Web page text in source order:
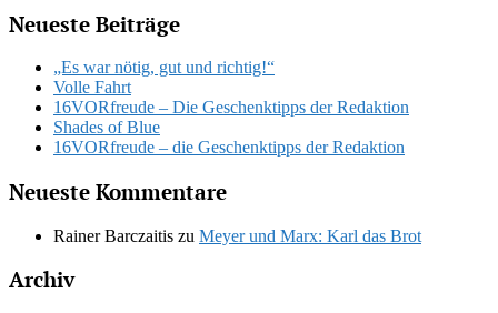
Neueste Beiträge
„Es war nötig, gut und richtig!“
Volle Fahrt
16VORfreude – Die Geschenktipps der Redaktion
Shades of Blue
16VORfreude – die Geschenktipps der Redaktion
Neueste Kommentare
Rainer Barczaitis zu Meyer und Marx: Karl das Brot
Archiv